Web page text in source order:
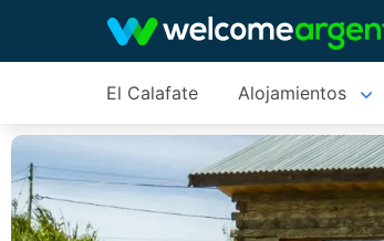
El Calafate Alojamientos